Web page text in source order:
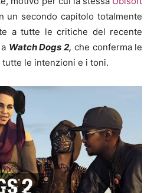
un secondo capitolo totalmente
a tutte le critiche del recente
Watch Dogs 2, che conferma le
le intenzioni e i toni.